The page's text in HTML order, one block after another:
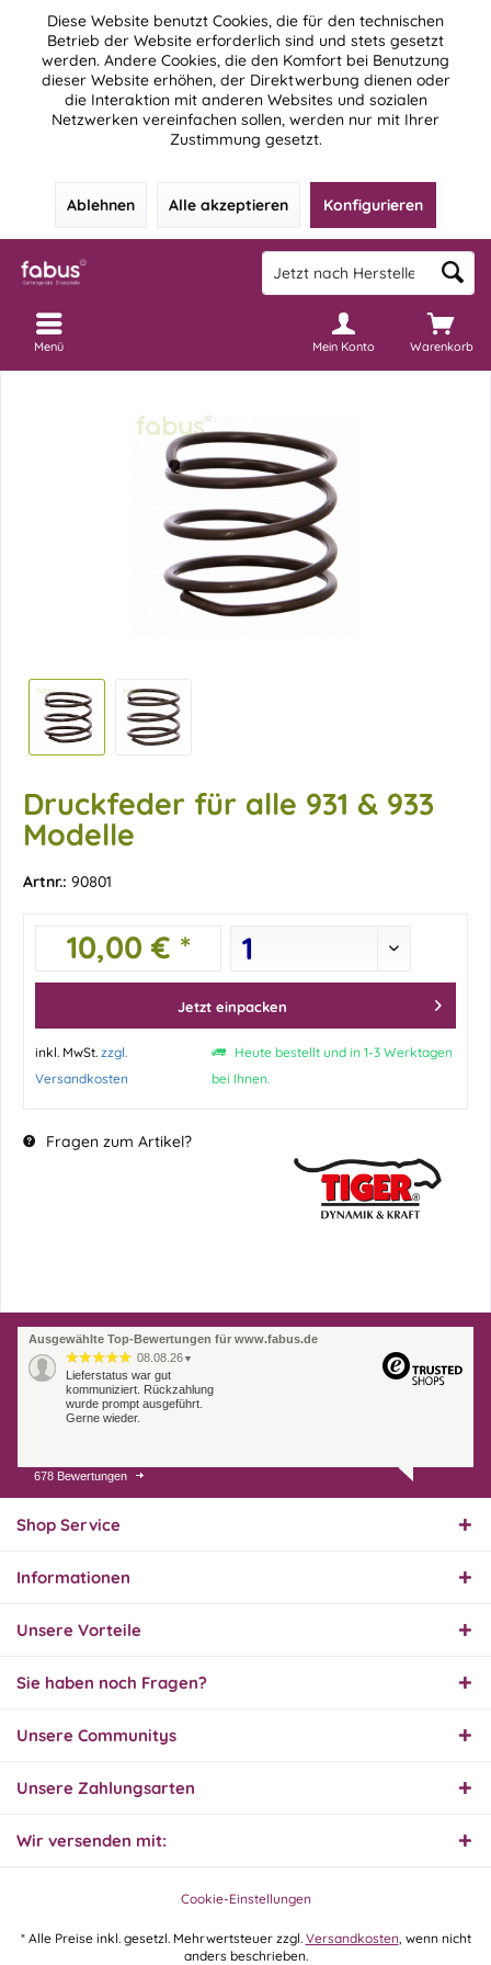
Diese Website benutzt Cookies, die für den technischen
Betrieb der Website erforderlich sind und stets gesetzt
werden. Andere Cookies, die den Komfort bei Benutzung
dieser Website erhöhen, der Direktwerbung dienen oder
die Interaktion mit anderen Websites und sozialen
Netzwerken vereinfachen sollen, werden nur mit Ihrer
Zustimmung gesetzt.
Ablehnen Alle akzeptieren Konfigurieren
Warenkorb
Mein Konto
Menü
Druckfeder für alle 931 & 933
Modelle
Artnr.: 90801
10,00 € *
Jetzt einpacken
inkl. MwSt. zzgl.
Versandkosten
Heute bestellt und in 1-3 Werktagen
bei Ihnen.
Fragen zum Artikel?
Ausgewählte Top-Bewertungen für www.fabus.de
08.08.26 ▼
Lieferstatus war gut
kommuniziert. Rückzahlung
wurde prompt ausgeführt.
Gerne wieder.
07.08.26
Endlich das richtige
Innerhalb 2 Tagen Ware
geliefert. Sehr gut!
31.07.26
Super schnelle Lieferung,
wieder, vielen Dank.
678 Bewertungen
Shop Service
Informationen
Unsere Vorteile
Sie haben noch Fragen?
Unsere Communitys
Unsere Zahlungsarten
Wir versenden mit:
Cookie-Einstellungen
* Alle Preise inkl. gesetzl. Mehrwertsteuer zzgl. Versandkosten, wenn nicht
anders beschrieben.